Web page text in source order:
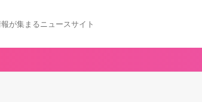
が集まるニュースサイト